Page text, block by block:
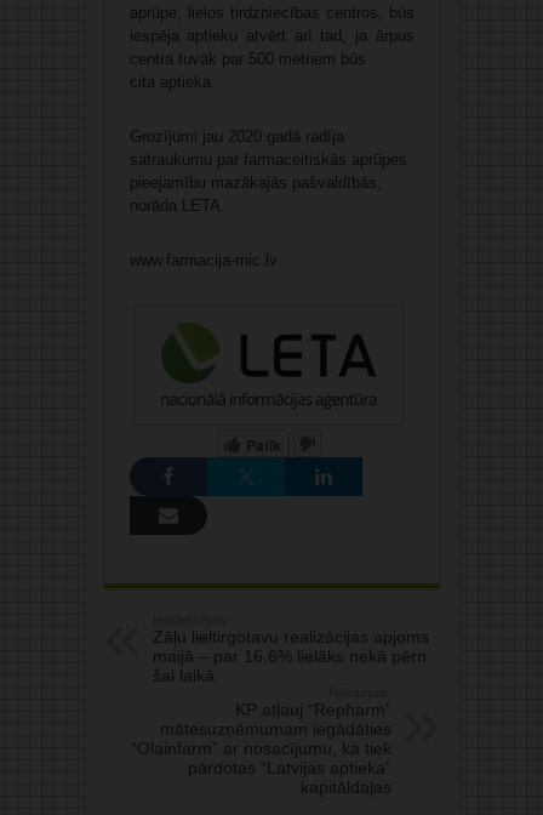
aprūpe, lielos tirdzniecības centros, būs
iespēja aptieku atvērt arī tad, ja ārpus
centra tuvāk par 500 metriem būs
cita aptieka.
Grozījumi jau 2020.gadā radīja
satraukumu par farmaceitiskās aprūpes
pieejamību mazākajās pašvaldībās,
norāda LETA.
www.farmacija-mic.lv
Patīk
Zāļu lieltirgotavu realizācijas apjoms
maijā – par 16,6% lielāks nekā pērn
šai laikā
KP atļauj “Repharm”
mātesuzņēmumam iegādāties
“Olainfarm” ar nosacījumu, ka tiek
pārdotas “Latvijas aptieka”
kapitāldaļas